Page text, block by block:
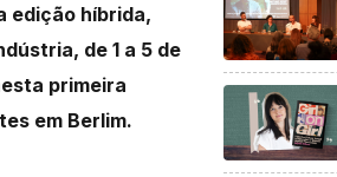
edição híbrida,
de 1 a 5 de
primeira
em Berlim.